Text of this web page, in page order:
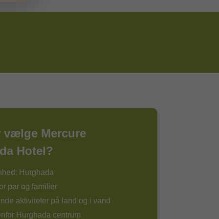
vælge Mercure
Hotel?
Hurghada
par og familier
aktiviteter på land og i vand
Hurghada centrum